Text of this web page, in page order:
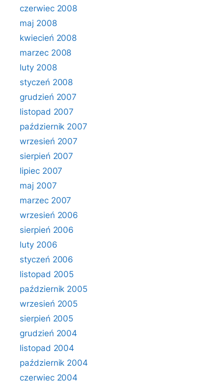
czerwiec 2008
maj 2008
kwiecień 2008
marzec 2008
luty 2008
styczeń 2008
grudzień 2007
listopad 2007
październik 2007
wrzesień 2007
sierpień 2007
lipiec 2007
maj 2007
marzec 2007
wrzesień 2006
sierpień 2006
luty 2006
styczeń 2006
listopad 2005
październik 2005
wrzesień 2005
sierpień 2005
grudzień 2004
listopad 2004
październik 2004
czerwiec 2004